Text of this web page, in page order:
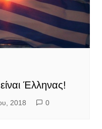
Έλληνας!
2018 0